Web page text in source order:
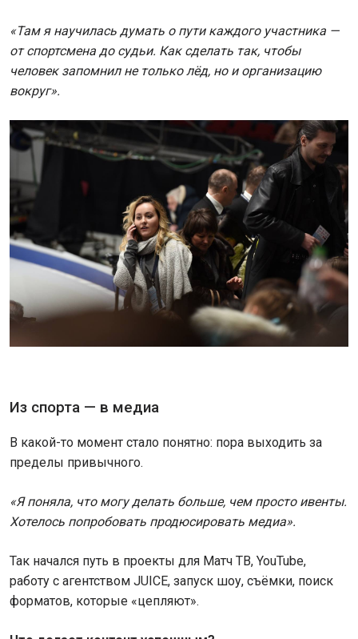
«Там я научилась думать о пути каждого участника —
от спортсмена до судьи. Как сделать так, чтобы
человек запомнил не только лёд, но и организацию
вокруг».
Из спорта — в медиа
В какой-то момент стало понятно: пора выходить за
пределы привычного.
«Я поняла, что могу делать больше, чем просто ивенты.
Хотелось попробовать продюсировать медиа».
Так начался путь в проекты для Матч ТВ, YouTube,
работу с агентством JUICE, запуск шоу, съёмки, поиск
форматов, которые «цепляют».